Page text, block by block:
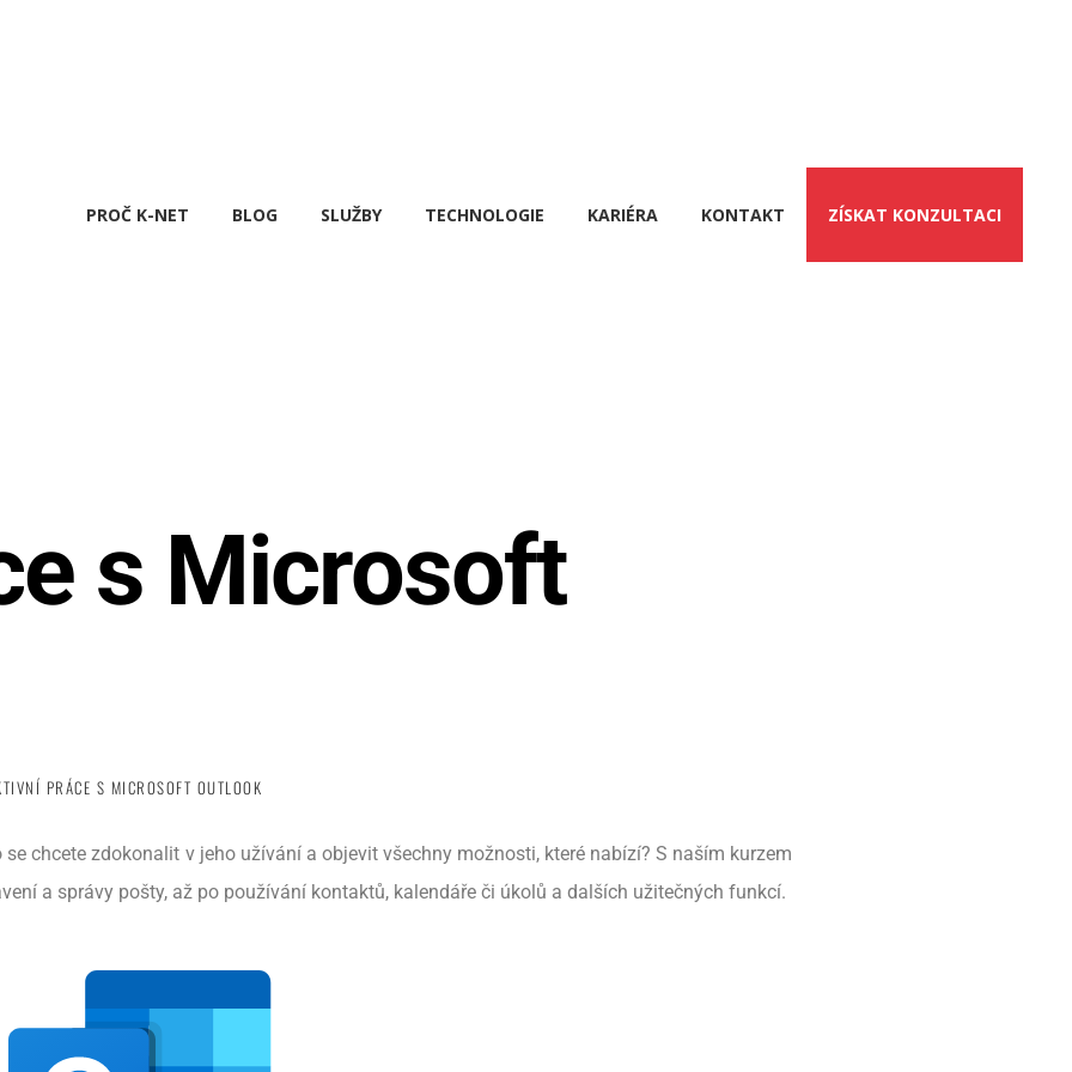
PROČ K-NET BLOG SLUŽBY TECHNOLOGIE KARIÉRA KONTAKT ZÍSKAT KONZULTACI
s Microsoft
PRÁCE S MICROSOFT OUTLOOK
chcete zdokonalit v jeho užívání a objevit všechny možnosti, které nabízí? S naším kurzem
a správy pošty, až po používání kontaktů, kalendáře či úkolů a dalších užitečných funkcí.